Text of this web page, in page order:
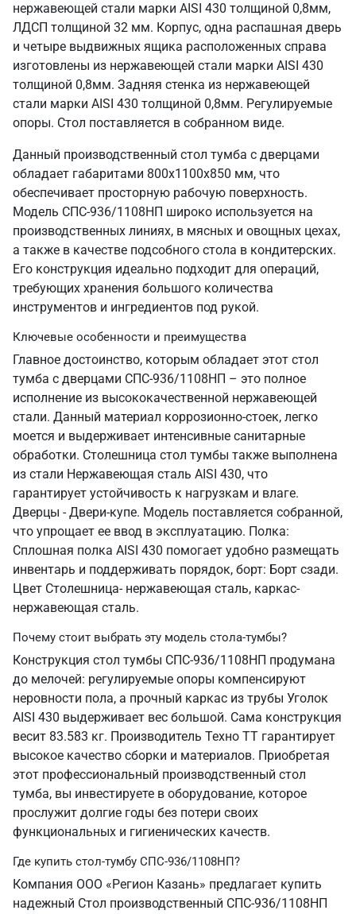
нержавеющей стали марки AISI 430 толщиной 0,8мм,
ЛДСП толщиной 32 мм. Корпус, одна распашная дверь
и четыре выдвижных ящика расположенных справа
изготовлены из нержавеющей стали марки AISI 430
толщиной 0,8мм. Задняя стенка из нержавеющей
стали марки AISI 430 толщиной 0,8мм. Регулируемые
опоры. Стол поставляется в собранном виде.
Данный производственный стол тумба с дверцами
обладает габаритами 800х1100х850 мм, что
обеспечивает просторную рабочую поверхность.
Модель СПС-936/1108НП широко используется на
производственных линиях, в мясных и овощных цехах,
а также в качестве подсобного стола в кондитерских.
Его конструкция идеально подходит для операций,
требующих хранения большого количества
инструментов и ингредиентов под рукой.
Ключевые особенности и преимущества
Главное достоинство, которым обладает этот стол
тумба с дверцами СПС-936/1108НП – это полное
исполнение из высококачественной нержавеющей
стали. Данный материал коррозионно-стоек, легко
моется и выдерживает интенсивные санитарные
обработки. Столешница стол тумбы также выполнена
из стали Нержавеющая сталь AISI 430, что
гарантирует устойчивость к нагрузкам и влаге.
Дверцы - Двери-купе. Модель поставляется собранной,
что упрощает ее ввод в эксплуатацию. Полка:
Сплошная полка AISI 430 помогает удобно размещать
инвентарь и поддерживать порядок, борт: Борт сзади.
Цвет Столешница- нержавеющая сталь, каркас-
нержавеющая сталь.
Почему стоит выбрать эту модель стола-тумбы?
Конструкция стол тумбы СПС-936/1108НП продумана
до мелочей: регулируемые опоры компенсируют
неровности пола, а прочный каркас из трубы Уголок
AISI 430 выдерживает вес большой. Сама конструкция
весит 83.583 кг. Производитель Техно ТТ гарантирует
высокое качество сборки и материалов. Приобретая
этот профессиональный производственный стол
тумба, вы инвестируете в оборудование, которое
прослужит долгие годы без потери своих
функциональных и гигиенических качеств.
Где купить стол-тумбу СПС-936/1108НП?
Компания ООО «Регион Казань» предлагает купить
надежный Стол производственный СПС-936/1108НП